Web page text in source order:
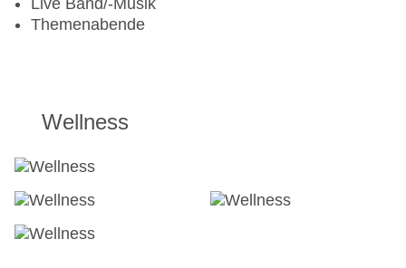
Live Band/-Musik
Themenabende
Wellness